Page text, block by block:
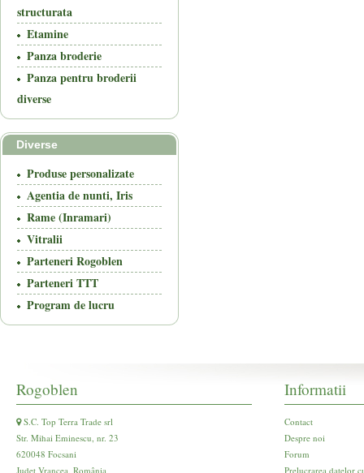
structurata
Etamine
Panza broderie
Panza pentru broderii
diverse
Diverse
Produse personalizate
Agentia de nunti, Iris
Rame (Inramari)
Vitralii
Parteneri Rogoblen
Parteneri TTT
Program de lucru
Rogoblen
S.C. Top Terra Trade srl
Str. Mihai Eminescu, nr. 23
620048 Focsani
Județ Vrancea, România
Informatii
Contact
Despre noi
Forum
Prelucrarea datelor